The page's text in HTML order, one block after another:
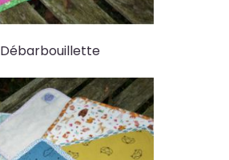
Débarbouillette